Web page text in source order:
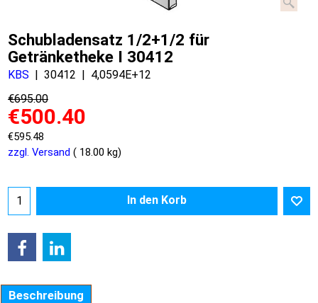
Schubladensatz 1/2+1/2 für
Getränketheke I 30412
KBS 30412
4,0594E+12
€695.00
€500.40
€595.48
zzgl. Versand
18.00 kg
In den Korb
Beschreibung